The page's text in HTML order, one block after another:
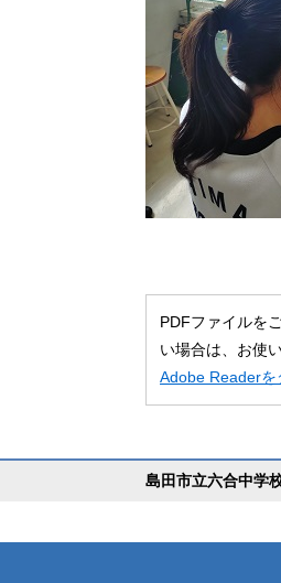
PDFファイルを
い場合は、お使
Adobe Readerを
島田市立六合中学